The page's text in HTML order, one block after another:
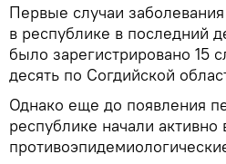
Первые случаи
в республике в последний
было зарегистрировано 15
десять по Согдийской
Однако еще до появления
республике начали активно